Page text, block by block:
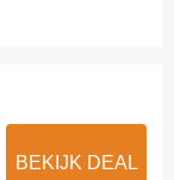
BEKIJK DEAL